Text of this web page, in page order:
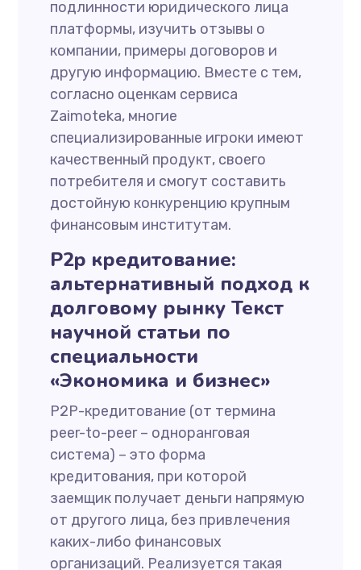
подлинности юридического лица
платформы, изучить отзывы о
компании, примеры договоров и
другую информацию. Вместе с тем,
согласно оценкам сервиса
Zaimoteka, многие
специализированные игроки имеют
качественный продукт, своего
потребителя и смогут составить
достойную конкуренцию крупным
финансовым институтам.
P2p кредитование:
альтернативный подход к
долговому рынку Текст
научной статьи по
специальности
«Экономика и бизнес»
P2P-кредитование (от термина
peer-to-peer – одноранговая
система) – это форма
кредитования, при которой
заемщик получает деньги напрямую
от другого лица, без привлечения
каких-либо финансовых
организаций. Реализуется такая